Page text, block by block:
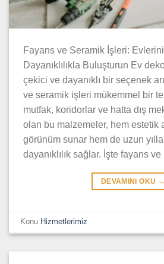
Fayans ve Seramik İşleri:
Dayanıklılıkla Buluşturun Ev
çekici ve dayanıklı bir seçenek
ve seramik işleri mükemmel bir
mutfak, koridorlar ve hatta dış
olan bu malzemeler, hem estetik
görünüm sunar hem de uzun
dayanıklılık sağlar. İşte fayans
DEVAMINI OKU →
Konu Hizmetlerimiz